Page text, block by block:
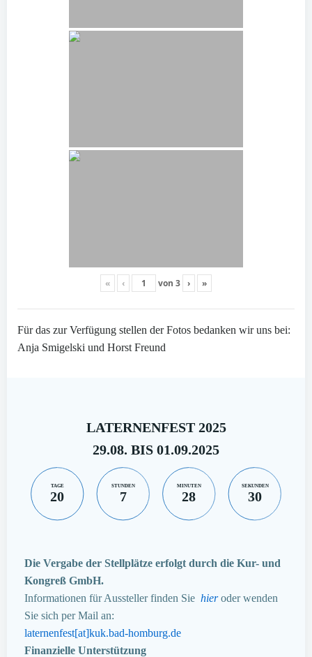
« ‹ von 3 › »
Für das zur Verfügung stellen der Fotos bedanken wir uns bei:
Anja Smigelski und Horst Freund
LATERNENFEST 2025
29.08. BIS 01.09.2025
TAGE
20
STUNDEN
7
MINUTEN
28
SEKUNDEN
29
Die Vergabe der Stellplätze erfolgt durch die Kur- und
Kongreß GmbH.
Informationen für Aussteller finden Sie hieroder wenden
Sie sich per Mail an:
laternenfest[at]kuk.bad-homburg.de
Finanzielle Unterstützung